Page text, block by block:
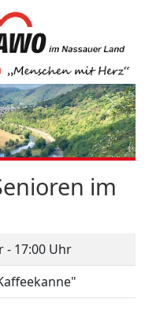
im
- 17:00 Uhr